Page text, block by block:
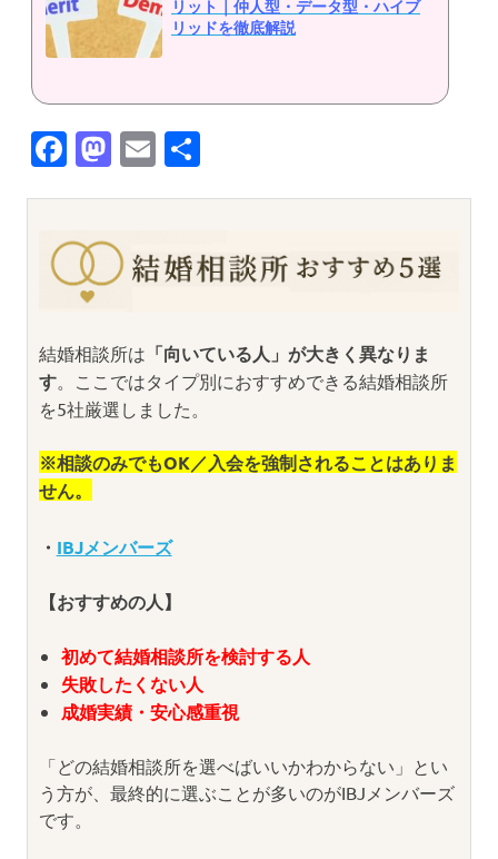
リット｜仲人型・データ型・ハイブ
リッドを徹底解説
Facebook
Mastodon
Email
結婚相談所は 「向いている人」が大きく異なりま
す。ここではタイプ別におすすめできる結婚相談所
を5社厳選しました。
※相談のみでもOK／入会を強制されることはありま
せん。
・ IBJメンバーズ
【おすすめの人】
初めて結婚相談所を検討する人
失敗したくない人
成婚実績・安心感重視
「どの結婚相談所を選べばいいかわからない」とい
う方が、最終的に選ぶことが多いのがIBJメンバーズ
です。